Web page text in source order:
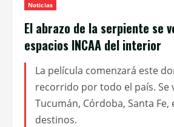
Noticias
El abrazo de la serpiente se
espacios INCAA del interior
La película comenzará este
recorrido por todo el país. Se
Tucumán, Córdoba, Santa
destinos.